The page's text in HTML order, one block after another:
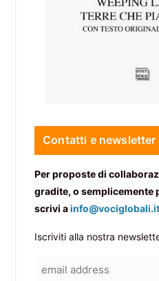
Contatti e newsletter
Per proposte di
gradite, o semplicemente
scrivi ainfo@vociglobali.it
Iscriviti alla nostra